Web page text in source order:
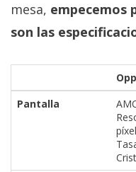
mesa, empecemos
son las
Pantalla